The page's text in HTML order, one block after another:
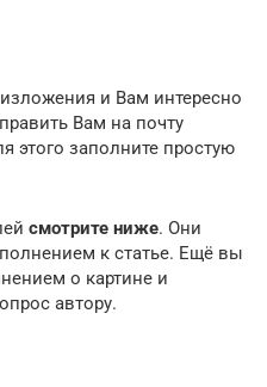
и Вам интересно
Вам на почту
этого заполните простую
смотрите ниже. Они
к статье. Ещё вы
о картине и
автору.